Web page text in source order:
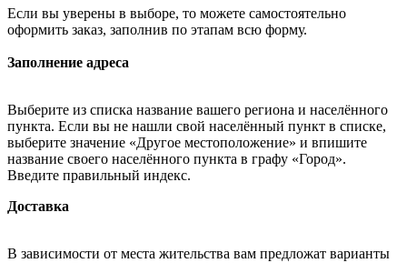
Если вы уверены в выборе, то можете самостоятельно
оформить заказ, заполнив по этапам всю форму.
Заполнение адреса
Выберите из списка название вашего региона и населённого
пункта. Если вы не нашли свой населённый пункт в списке,
выберите значение «Другое местоположение» и впишите
название своего населённого пункта в графу «Город».
Введите правильный индекс.
Доставка
В зависимости от места жительства вам предложат варианты